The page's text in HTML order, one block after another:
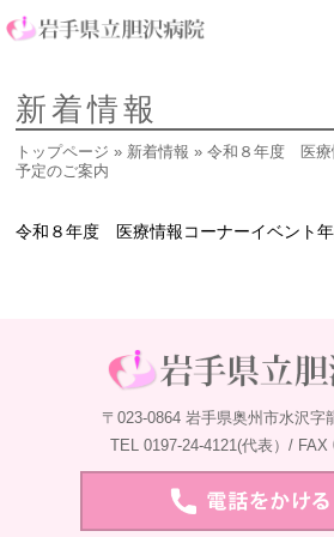
新着情報
トップページ » 新着情報 » 令和８年度 医療
予定のご案内
令和８年度 医療情報コーナーイベント
〒023-0864 岩手県奥州市水沢字
TEL 0197-24-4121(代表）/ FAX